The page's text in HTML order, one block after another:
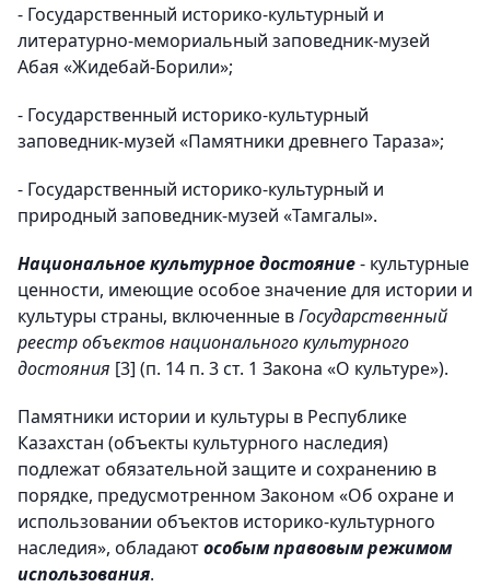
- Государственный историко-культурный и
литературно-мемориальный заповедник-музей
Абая «Жидебай-Борили»;
- Государственный историко-культурный
заповедник-музей «Памятники древнего Тараза»;
- Государственный историко-культурный и
природный заповедник-музей «Тамгалы».
Национальное культурное достояние- культурные
ценности, имеющие особое значение для истории и
культуры страны, включенные вГосударственный
реестр объектов национального культурного
достояния [3] (п. 14 п. 3 ст. 1 Закона «О культуре»).
Памятники истории и культуры в Республике
Казахстан (объекты культурного наследия)
подлежат обязательной защите и сохранению в
порядке, предусмотренном Законом «Об охране и
использовании объектов историко-культурного
наследия», обладаютособым правовым режимом
использования.